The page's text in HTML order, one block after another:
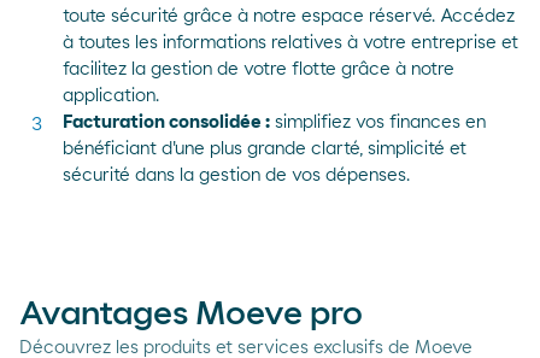
toute sécurité grâce à notre espace réservé. Accédez
à toutes les informations relatives à votre entreprise et
facilitez la gestion de votre flotte grâce à notre
application.
Facturation consolidée : simplifiez vos finances en
bénéficiant d'une plus grande clarté, simplicité et
sécurité dans la gestion de vos dépenses.
Avantages Moeve pro
Découvrez les produits et services exclusifs de Moeve